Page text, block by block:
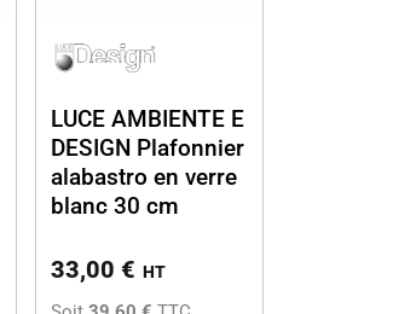
LUCE AMBIENTE E
DESIGN Plafonnier
alabastro en verre
blanc 30 cm
33,00€ HT